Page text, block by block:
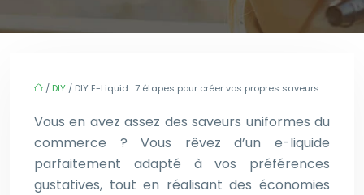
/ DIY / DIY E-Liquid : 7 étapes pour créer vos propres saveurs
Vous en avez assez des saveurs uniformes du
commerce ? Vous rêvez d’un e-liquide
parfaitement adapté à vos préférences
gustatives, tout en réalisant des économies